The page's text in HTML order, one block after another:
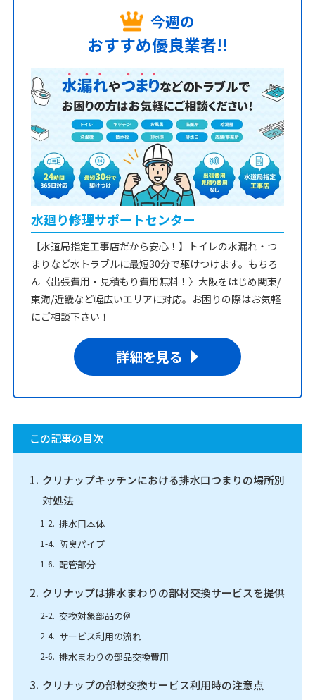
今週の
おすすめ優良業者!!
水廻り修理サポートセンター
【水道局指定工事店だから安心！】トイレの水漏れ・つ
まりなど水トラブルに最短30分で駆けつけます。もちろ
ん〈出張費用・見積もり費用無料！〉大阪をはじめ関東/
東海/近畿など幅広いエリアに対応。お困りの際はお気軽
にご相談下さい！
詳細を見る
この記事の目次
クリナップキッチンにおける排水口つまりの場所別
対処法
排水口本体
防臭パイプ
配管部分
クリナップは排水まわりの部材交換サービスを提供
交換対象部品の例
サービス利用の流れ
排水まわりの部品交換費用
クリナップの部材交換サービス利用時の注意点